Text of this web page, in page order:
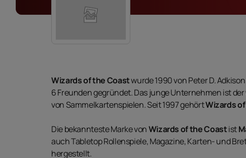
Wizards of the Coastwurde 1990 von Peter D.
6 Freunden gegründet. Das junge Unternehmen ist
von Sammelkartenspielen. Seit 1997 gehörtWizards
Die bekannteste Marke vonWizards of the Coastist
auch Tabletop Rollenspiele, Magazine, Karten- und
hergestellt.